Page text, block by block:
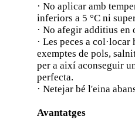
· No aplicar amb
inferiors a 5 °C ni
· No afegir additius en
· Les peces a
exemptes de pols,
per a així aconseguir
perfecta.
· Netejar bé l'eina
Avantatges